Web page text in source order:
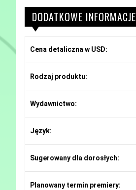
DODATKOWE INFORMACJE
Cena detaliczna w USD:
Rodzaj produktu:
Wydawnictwo:
Język:
Sugerowany dla dorosłych:
Planowany termin premiery: